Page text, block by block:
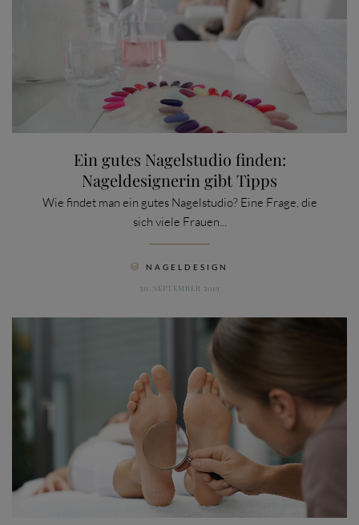
Ein gutes Nagelstudio finden:
Nageldesignerin gibt Tipps
Wie findet man ein gutes Nagelstudio? Eine Frage, die
sich viele Frauen...
 NAGELDESIGN
30. SEPTEMBER 2019